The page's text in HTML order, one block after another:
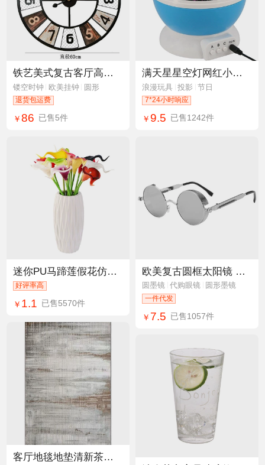
铁艺美式复古客厅高级钟表 圆形金属挂钟 创意装饰挂表亚马逊产品
镂空时钟 欧美挂钟 圆形
退货包运费
￥86 已售5件
迷你PU马蹄莲假花仿真花跨境外贸家居装饰摄影道具手感批发厂家
好评率高
￥ 1.1 已售5570件
客厅地毯地垫清新茶几毯轻奢风简约现代家用北欧新中式浅灰色耐脏
满天星星空灯网红小夜灯梦幻星空浪漫投影创意台灯亚马逊儿童玩具
浪漫玩具 投影 节日
7*24小时响应
￥ 9.5 已售1242件
欧美复古圆框太阳镜 金属弹簧太子镜 反光炫彩男太阳眼镜蒸汽朋克
圆墨镜 代购眼镜 圆形墨镜
一件代发
￥ 7.5 已售1057件